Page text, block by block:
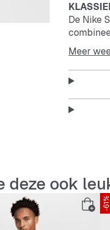
De Nike
Zacht
Meer
deze ook
-61%